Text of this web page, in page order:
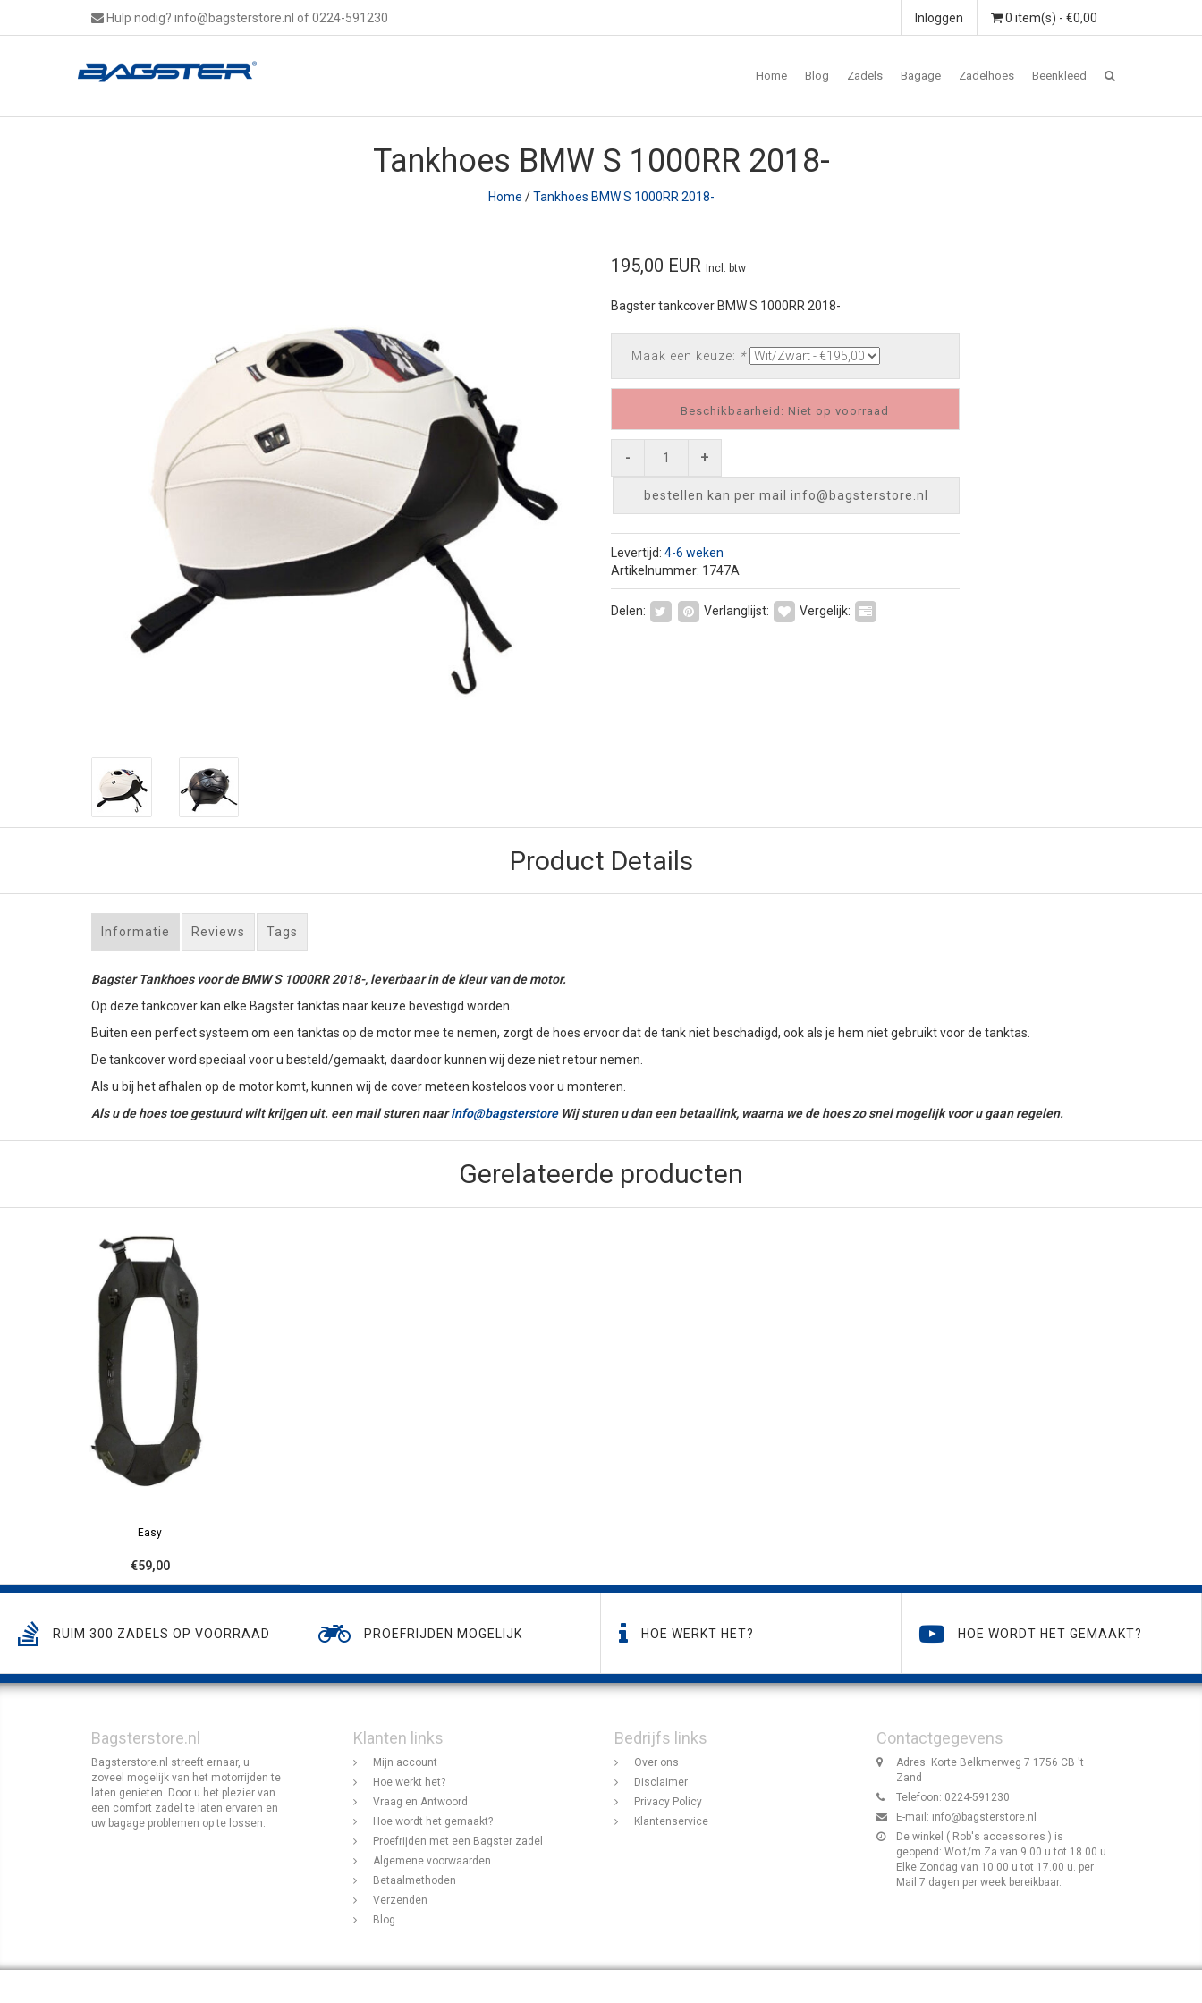
Hulp nodig? info@bagsterstore.nl of 0224-591230 0 item(s) - €0,00
Inloggen
Home Blog Zadels Bagage Zadelhoes Beenkleed
Tankhoes BMW S 1000RR 2018-
Home /Tankhoes BMW S 1000RR 2018-
195,00 EUR Incl. btw
Bagster tankcover BMW S 1000RR 2018-
Maak een keuze: *
Beschikbaarheid: Niet op voorraad
- +
bestellen kan per mail info@bagsterstore.nl
Levertijd: 4-6 weken
Artikelnummer: 1747A
Delen: Verlanglijst: Vergelijk:
Product Details
Informatie Reviews Tags
Bagster Tankhoes voor de BMW S 1000RR 2018-, leverbaar in de kleur van de motor.
Op deze tankcover kan elke Bagster tanktas naar keuze bevestigd worden.
Buiten een perfect systeem om een tanktas op de motor mee te nemen, zorgt de hoes ervoor dat de tank niet beschadigd, ook als je hem niet gebruikt voor de tanktas.
De tankcover word speciaal voor u besteld/gemaakt, daardoor kunnen wij deze niet retour nemen.
Als u bij het afhalen op de motor komt, kunnen wij de cover meteen kosteloos voor u monteren.
Als u de hoes toe gestuurd wilt krijgen uit. een mail sturen naarinfo@bagsterstoreWij sturen u dan een betaallink, waarna we de hoes zo snel mogelijk voor u gaan regelen.
Gerelateerde producten
Easy
€59,00
RUIM 300 ZADELS OP VOORRAAD PROEFRIJDEN MOGELIJK HOE WERKT HET? HOE WORDT HET GEMAAKT?
Bagsterstore.nl
Bagsterstore.nl streeft ernaar, u
zoveel mogelijk van het motorrijden te
laten genieten. Door u het plezier van
een comfort zadel te laten ervaren en
uw bagage problemen op te lossen.
Klanten links
Mijn account
Hoe werkt het?
Vraag en Antwoord
Hoe wordt het gemaakt?
Proefrijden met een Bagster zadel
Algemene voorwaarden
Betaalmethoden
Verzenden
Blog
Bedrijfs links
Over ons
Disclaimer
Privacy Policy
Klantenservice
Contactgegevens
Adres: Korte Belkmerweg 7 1756 CB 't
Zand
Telefoon: 0224-591230
E-mail: info@bagsterstore.nl
De winkel ( Rob's accessoires ) is
geopend: Wo t/m Za van 9.00 u tot 18.00 u.
Elke Zondag van 10.00 u tot 17.00 u. per
Mail 7 dagen per week bereikbaar.